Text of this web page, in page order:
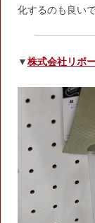
化するのも良い
▼株式会社リボ